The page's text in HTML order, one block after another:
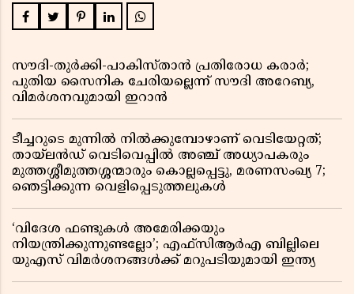
സൗദി-തുർക്കി-പാകിസ്താൻ പ്രതിരോധ കരാർ;
പുതിയ സൈനിക ചേരിയല്ലെന്ന് സൗദി അറേബ്യ,
വിമർശനവുമായി ഇറാൻ
ടീച്ചറുടെ മുന്നിൽ നിൽക്കുമ്പോഴാണ് വെടിയേറ്റത്;
തായ്‌ലൻഡ് വെടിവെപ്പിൽ അഞ്ച് അധ്യാപകരും
മുത്തശ്ശീമുത്തശ്ശന്മാരും കൊല്ലപ്പെട്ടു, മരണസംഖ്യ 7;
ഞെട്ടിക്കുന്ന വെളിപ്പെടുത്തലുകൾ
‘വിദേശ ഫണ്ടുകൾ അമേരിക്കയും
നിയന്ത്രിക്കുന്നുണ്ടല്ലോ’; എഫ്സിആർഎ ബില്ലിലെ
യുഎസ് വിമർശനങ്ങൾക്ക് മറുപടിയുമായി ഇന്ത്യ